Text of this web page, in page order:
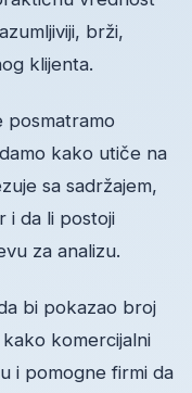
brži,
klijenta.
posmatramo
kako utiče na
sa sadržajem,
i da li postoji
za analizu.
bi pokazao broj
komercijalni
i pomogne firmi da